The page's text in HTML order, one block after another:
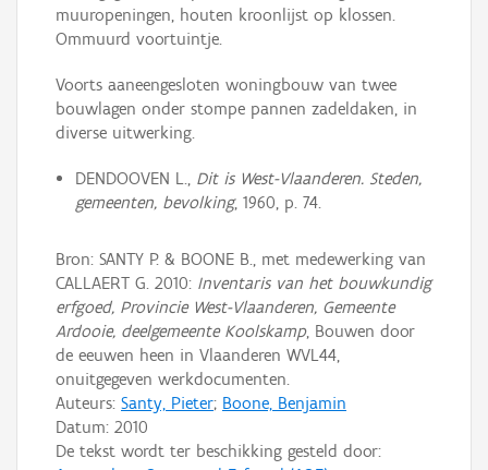
muuropeningen, houten kroonlijst op klossen.
Ommuurd voortuintje.
Voorts aaneengesloten woningbouw van twee
bouwlagen onder stompe pannen zadeldaken, in
diverse uitwerking.
DENDOOVEN L., Dit is West-Vlaanderen. Steden,
gemeenten, bevolking, 1960, p. 74.
Bron: SANTY P. & BOONE B., met medewerking van
CALLAERT G. 2010: Inventaris van het bouwkundig
erfgoed, Provincie West-Vlaanderen, Gemeente
Ardooie, deelgemeente Koolskamp, Bouwen door
de eeuwen heen in Vlaanderen WVL44,
onuitgegeven werkdocumenten.
Auteurs: Santy, Pieter; Boone, Benjamin
Datum: 2010
De tekst wordt ter beschikking gesteld door: